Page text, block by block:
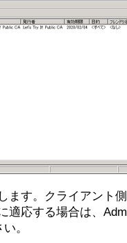
ます。クライアント
適応する場合は、
。